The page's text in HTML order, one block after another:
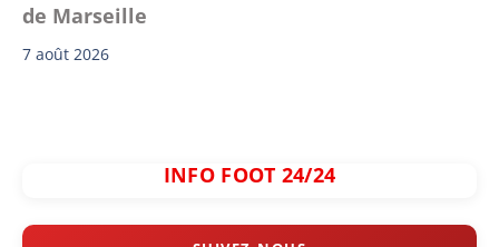
de Marseille
7 août 2026
INFO FOOT 24/24